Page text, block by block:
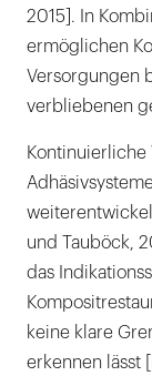
2015]. In
ermöglichen
Versorgungen
verbliebenen
Kontinuierliche
und Tauböck,
das
keine klare
erkennen lässt